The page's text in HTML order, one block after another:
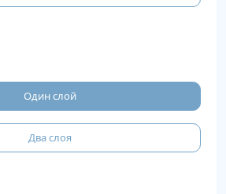
Один слой
Два слоя